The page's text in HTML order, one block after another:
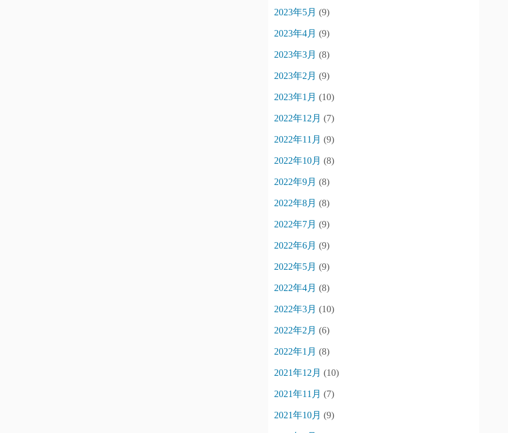
2023年5月 (9)
2023年4月 (9)
2023年3月 (8)
2023年2月 (9)
2023年1月 (10)
2022年12月 (7)
2022年11月 (9)
2022年10月 (8)
2022年9月 (8)
2022年8月 (8)
2022年7月 (9)
2022年6月 (9)
2022年5月 (9)
2022年4月 (8)
2022年3月 (10)
2022年2月 (6)
2022年1月 (8)
2021年12月 (10)
2021年11月 (7)
2021年10月 (9)